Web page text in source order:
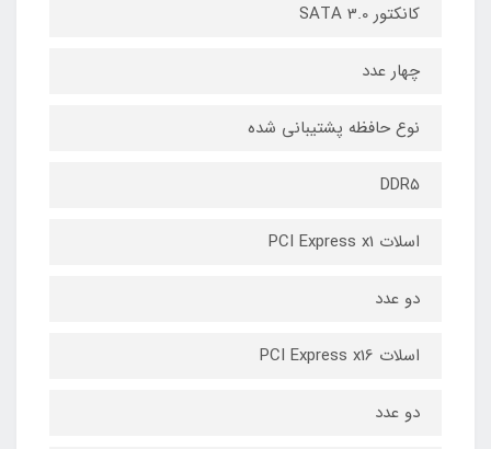
کانکتور SATA 3.0
چهار عدد
نوع حافظه پشتیبانی شده
DDR۵
اسلات PCI Express x1
دو عدد
اسلات PCI Express x16
دو عدد